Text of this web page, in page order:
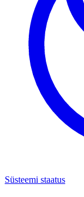
Süsteemi staatus